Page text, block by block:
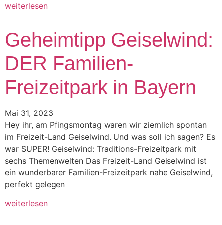
weiterlesen
Geheimtipp Geiselwind:
DER Familien-
Freizeitpark in Bayern
Mai 31, 2023
Hey ihr, am Pfingsmontag waren wir ziemlich spontan
im Freizeit-Land Geiselwind. Und was soll ich sagen? Es
war SUPER! Geiselwind: Traditions-Freizeitpark mit
sechs Themenwelten Das Freizeit-Land Geiselwind ist
ein wunderbarer Familien-Freizeitpark nahe Geiselwind,
perfekt gelegen
weiterlesen